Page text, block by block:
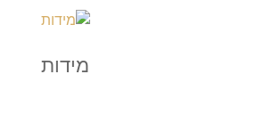
מידות